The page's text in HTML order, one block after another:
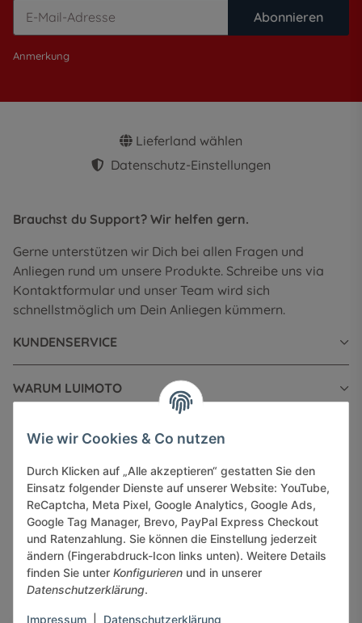
Abonnieren
Anmerkung
Lieferland wählen
Datenschutz-Einstellungen
Brauchst du Support? Wir helfen gern.
Gerne unterstützen wir Dich bei allen Fragen und
Anliegen rund um unsere Produkte. Schreibe uns via
Kontaktformular und unser Team wird sich
schnellstmöglich um Dein Anliegen kümmern.
KUNDENSERVICE
WARUM LUIMOTO
INFORMATIONEN
GESETZLICHE INFORMATIONEN
Sicher bezahlen via:
Wie wir Cookies & Co nutzen
Durch Klicken auf „Alle akzeptieren“ gestatten Sie den
Einsatz folgender Dienste auf unserer Website: YouTube,
ReCaptcha, Meta Pixel, Google Analytics, Google Ads,
Google Tag Manager, Brevo, PayPal Express Checkout
und Ratenzahlung. Sie können die Einstellung jederzeit
ändern (Fingerabdruck-Icon links unten). Weitere Details
finden Sie unter Konfigurieren und in unserer
Datenschutzerklärung.
Impressum Datenschutzerklärung